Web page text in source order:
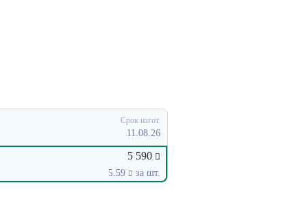
Срок изгот.
11.08.26
5 590
5.59 за шт.